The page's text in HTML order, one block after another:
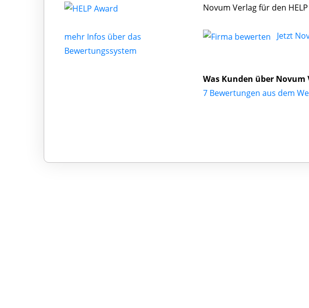
mehr Infos über das
Bewertungssystem
Novum Verlag für den
Jetzt
Was Kunden über Novum
7 Bewertungen aus dem